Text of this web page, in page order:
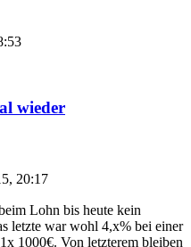
wieder
20:17
Lohn bis heute kein
letzte war wohl 4,x% bei einer
1000€. Von letzterem bleiben